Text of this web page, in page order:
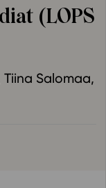
(LOPS
Tiina Salomaa